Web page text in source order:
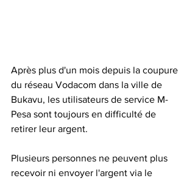
Après plus d'un mois depuis la coupure
du réseau Vodacom dans la ville de
Bukavu, les utilisateurs de service M-
Pesa sont toujours en difficulté de
retirer leur argent.
Plusieurs personnes ne peuvent plus
recevoir ni envoyer l'argent via le